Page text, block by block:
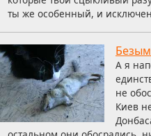
ты же особенный, и
А я
не
Киев